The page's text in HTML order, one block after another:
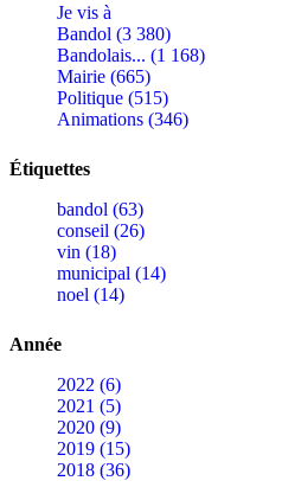
Je vis à
Bandol (3 380)
Bandolais... (1 168)
Mairie (665)
Politique (515)
Animations (346)
Étiquettes
bandol (63)
conseil (26)
vin (18)
municipal (14)
noel (14)
Année
2022 (6)
2021 (5)
2020 (9)
2019 (15)
2018 (36)